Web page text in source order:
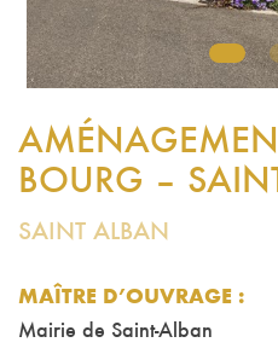
BOURG –
SAINT ALBAN
MAÎTRE D’OUVRAGE :
Mairie de Saint-Alban
1